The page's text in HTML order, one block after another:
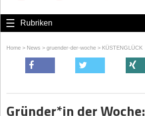
Rubriken
Home > News > gruender-der-woche > KÜSTENGLÜCK
Gründer*in der Woche: